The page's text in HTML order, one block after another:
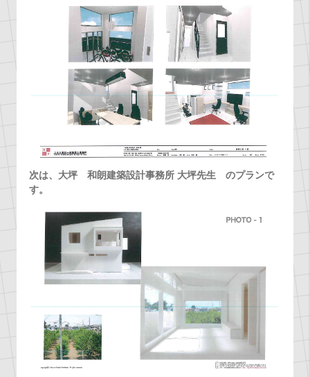
次は、大坪 和朗建築設計事務所 大坪先生 のプランで
す。